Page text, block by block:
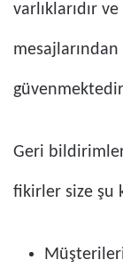
varlıklarıdır
Geri
fikirler size şu